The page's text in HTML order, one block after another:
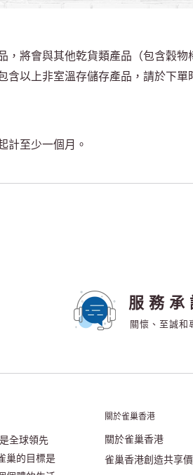
，將會與其他乾貨類產品（包含穀物
含以上非室溫存儲存產品，請於下單
計至少一個月。
服務承
關懷、至誠和
全球領先
巢的目標是
關於雀巢香港
關於雀巢香港
雀巢香港創造共享